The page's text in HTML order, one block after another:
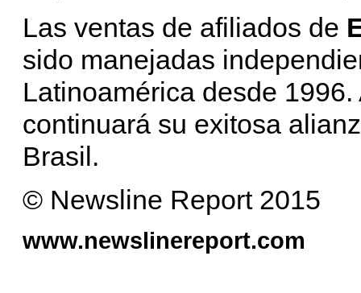
Las ventas de afiliados de
sido manejadas
Latinoamérica desde
continuará su exitosa
Brasil.
© Newsline Report 2015
www.newslinereport.com